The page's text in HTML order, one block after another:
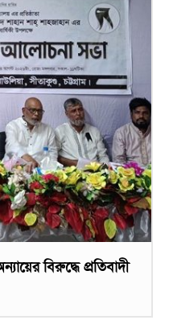
বিরুদ্ধে প্রতিবাদী